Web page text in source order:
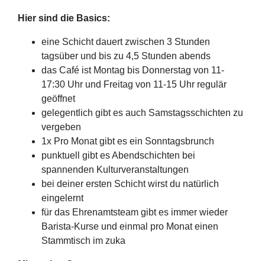
Hier sind die Basics:
eine Schicht dauert zwischen 3 Stunden
tagsüber und bis zu 4,5 Stunden abends
das Café ist Montag bis Donnerstag von 11-
17:30 Uhr und Freitag von 11-15 Uhr regulär
geöffnet
gelegentlich gibt es auch Samstagsschichten zu
vergeben
1x Pro Monat gibt es ein Sonntagsbrunch
punktuell gibt es Abendschichten bei
spannenden Kulturveranstaltungen
bei deiner ersten Schicht wirst du natürlich
eingelernt
für das Ehrenamtsteam gibt es immer wieder
Barista-Kurse und einmal pro Monat einen
Stammtisch im zuka